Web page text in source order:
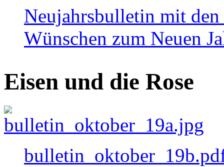
Neujahrsbulletin mit den
Wünschen zum Neuen
Eisen und die Rose